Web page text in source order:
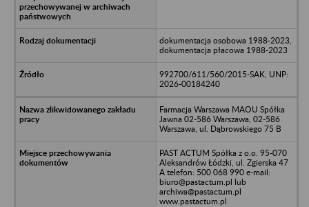
dokumentacja osobowa 1988-2023,
dokumentacja płacowa 1988-2023
992700/611/560/2015-SAK, UNP:
2026-00184240
Farmacja Warszawa MAOU Spółka
Jawna 02-586 Warszawa, 02-586
Warszawa, ul. Dąbrowskiego 75 B
PAST ACTUM Spółka z o.o. 95-070
Aleksandrów Łódzki, ul. Zgierska 47
A telefon: 500 068 990 e-mail:
biuro@pastactum.pl lub
archiwa@pastactum.pl
www.pastactum.pl